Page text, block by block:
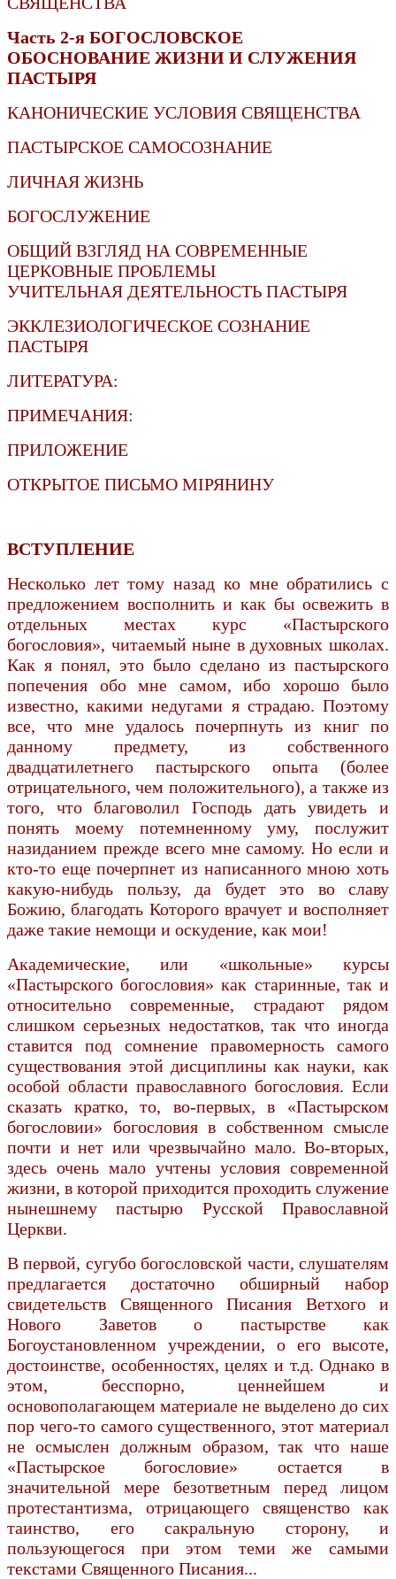
Часть 2-я БОГОСЛОВСКОЕ
ОБОСНОВАНИЕ ЖИЗНИ И СЛУЖЕНИЯ
ПАСТЫРЯ
КАНОНИЧЕСКИЕ УСЛОВИЯ СВЯЩЕНСТВА
ПАСТЫРСКОЕ САМОСОЗНАНИЕ
ЛИЧНАЯ ЖИЗНЬ
БОГОСЛУЖЕНИЕ
ОБЩИЙ ВЗГЛЯД НА СОВРЕМЕННЫЕ
ЦЕРКОВНЫЕ ПРОБЛЕМЫ
УЧИТЕЛЬНАЯ ДЕЯТЕЛЬНОСТЬ ПАСТЫРЯ
ЭККЛЕЗИОЛОГИЧЕСКОЕ СОЗНАНИЕ
ПАСТЫРЯ
ЛИТЕРАТУРА:
ПРИМЕЧАНИЯ:
ПРИЛОЖЕНИЕ
ОТКРЫТОЕ ПИСЬМО МІРЯНИНУ
ВСТУПЛЕНИЕ
Несколько лет тому назад ко мне обратились с
предложением восполнить и как бы освежить в
отдельных местах курс «Пастырского
богословия», читаемый ныне в духовных школах.
Как я понял, это было сделано из пастырского
попечения обо мне самом, ибо хорошо было
известно, какими недугами я страдаю. Поэтому
все, что мне удалось почерпнуть из книг по
данному предмету, из собственного
двадцатилетнего пастырского опыта (более
отрицательного, чем положительного), а также из
того, что благоволил Господь дать увидеть и
понять моему потемненному уму, послужит
назиданием прежде всего мне самому. Но если и
кто-то еще почерпнет из написанного мною хоть
какую-нибудь пользу, да будет это во славу
Божию, благодать Которого врачует и восполняет
даже такие немощи и оскудение, как мои!
Академические, или «школьные» курсы
«Пастырского богословия» как старинные, так и
относительно современные, страдают рядом
слишком серьезных недостатков, так что иногда
ставится под сомнение правомерность самого
существования этой дисциплины как науки, как
особой области православного богословия. Если
сказать кратко, то, во-первых, в «Пастырском
богословии» богословия в собственном смысле
почти и нет или чрезвычайно мало. Во-вторых,
здесь очень мало учтены условия современной
жизни, в которой приходится проходить служение
нынешнему пастырю Русской Православной
Церкви.
В первой, сугубо богословской части, слушателям
предлагается достаточно обширный набор
свидетельств Священного Писания Ветхого и
Нового Заветов о пастырстве как
Богоустановленном учреждении, о его высоте,
достоинстве, особенностях, целях и т.д. Однако в
этом, бесспорно, ценнейшем и
основополагающем материале не выделено до сих
пор чего-то самого существенного, этот материал
не осмыслен должным образом, так что наше
«Пастырское богословие» остается в
значительной мере безответным перед лицом
протестантизма, отрицающего священство как
таинство, его сакральную сторону, и
пользующегося при этом теми же самыми
текстами Священного Писания...